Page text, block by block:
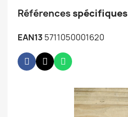
Références spécifiques
EAN13 5711050001620